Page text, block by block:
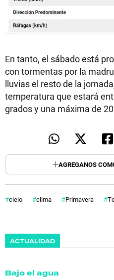
En tanto, el sábado está
con tormentas por la
lluvias el resto de la
temperatura que estará
grados y una máxima de
AGREGANOS
cielo clima Primavera
ACTUALIDAD
Bajo el agua